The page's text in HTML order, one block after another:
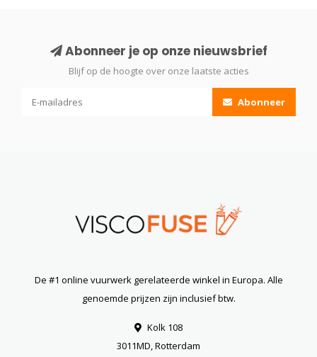
Abonneer je op onze nieuwsbrief
Blijf op de hoogte over onze laatste acties
Abonneer
De #1 online vuurwerk gerelateerde winkel in Europa. Alle
genoemde prijzen zijn inclusief btw.
Kolk 108
3011MD, Rotterdam